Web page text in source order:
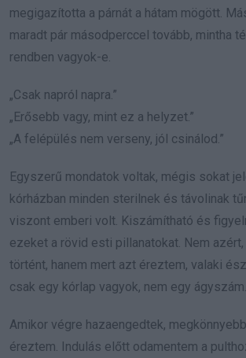
megigazította a párnát a hátam mögött.
maradt pár másodperccel tovább, mintha
rendben vagyok-e.
„Csak napról napra.”
„Erősebb vagy, mint ez a helyzet.”
„A felépülés nem verseny, jól csinálod.”
Egyszerű mondatok voltak, mégis sokat
kórházban minden sterilnek és távolinak
viszont emberi volt. Kiszámítható és
ezeket a rövid esti pillanatokat. Nem
történt, hanem mert azt éreztem, valaki
csak egy kórlap vagyok, nem egy ágyszám.
Amikor végre hazaengedtek,
éreztem. Indulás előtt odamentem a